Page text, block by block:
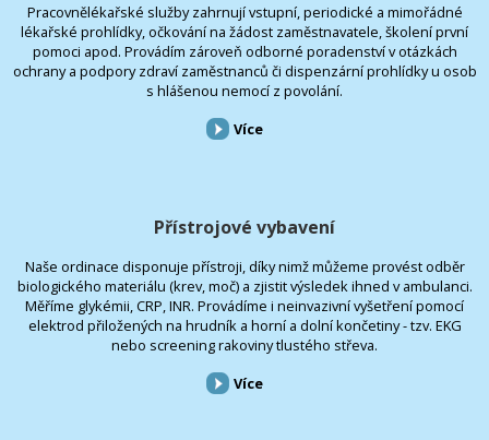
Pracovnělékařské služby zahrnují vstupní, periodické a mimořádné
lékařské prohlídky, očkování na žádost zaměstnavatele, školení první
pomoci apod. Provádím zároveň odborné poradenství v otázkách
ochrany a podpory zdraví zaměstnanců či dispenzární prohlídky u osob
s hlášenou nemocí z povolání.
Více
Přístrojové vybavení
Naše ordinace disponuje přístroji, díky nimž můžeme provést odběr
biologického materiálu (krev, moč) a zjistit výsledek ihned v ambulanci.
Měříme glykémii, CRP, INR. Provádíme i neinvazivní vyšetření pomocí
elektrod přiložených na hrudník a horní a dolní končetiny - tzv. EKG
nebo screening rakoviny tlustého střeva.
Více